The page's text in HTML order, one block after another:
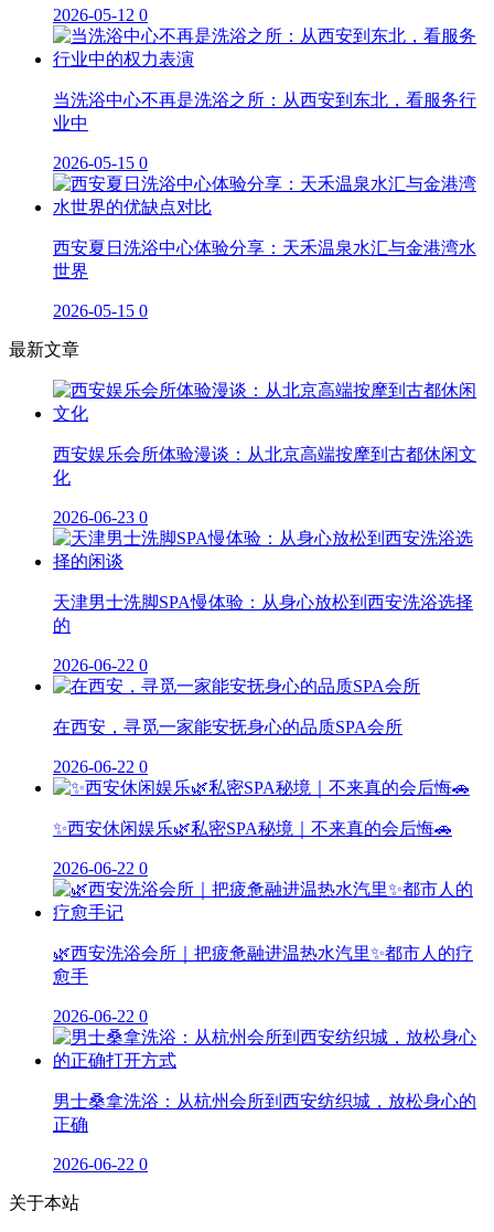
2026-05-12 0
当洗浴中心不再是洗浴之所：从西安到东北，看服务行
业中
2026-05-15 0
西安夏日洗浴中心体验分享：天禾温泉水汇与金港湾水
世界
2026-05-15 0
最新文章
西安娱乐会所体验漫谈：从北京高端按摩到古都休闲文
化
2026-06-23 0
天津男士洗脚SPA慢体验：从身心放松到西安洗浴选择
的
2026-06-22 0
在西安，寻觅一家能安抚身心的品质SPA会所
2026-06-22 0
✨西安休闲娱乐🌿私密SPA秘境｜不来真的会后悔🚗
2026-06-22 0
🌿西安洗浴会所｜把疲惫融进温热水汽里✨都市人的疗
愈手
2026-06-22 0
男士桑拿洗浴：从杭州会所到西安纺织城，放松身心的
正确
2026-06-22 0
关于本站